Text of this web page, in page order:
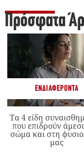
Πρόσφατα
ΕΝΔΙΑΦΈΡΟΝΤΑ
Τα 4 είδη
που επιδρούν
σώμα και στη
μας